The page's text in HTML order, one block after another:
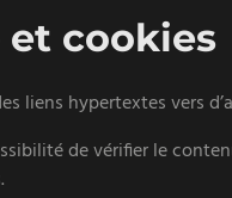
cookies
liens hypertextes vers
de vérifier le